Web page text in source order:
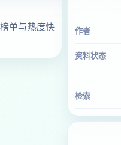
单与热度快
作者
资料状态
检索